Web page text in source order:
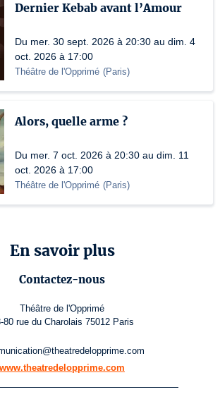
Dernier Kebab avant l’Amour
Du mer. 30 sept. 2026 à 20:30 au dim. 4
oct. 2026 à 17:00
Théâtre de l'Opprimé (Paris)
Alors, quelle arme ?
Du mer. 7 oct. 2026 à 20:30 au dim. 11
oct. 2026 à 17:00
Théâtre de l'Opprimé (Paris)
En savoir plus
Contactez-nous
Théâtre de l'Opprimé
80 rue du Charolais 75012 Paris
www.theatredelopprime.com